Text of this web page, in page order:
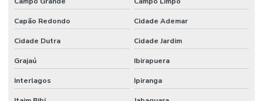
AUTOMAÇÃO
RESIDENCIAL
CONTROLE DE
ILUMINAÇÃO
AUTOMAÇÃO
RESIDENCIAL
CORTINAS
Capão Redondo Cidade Ademar
Cidade Dutra Cidade Jardim
Grajaú Ibirapuera
Interlagos Ipiranga